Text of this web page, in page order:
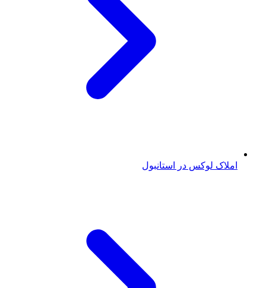
املاک لوکس در استانبول